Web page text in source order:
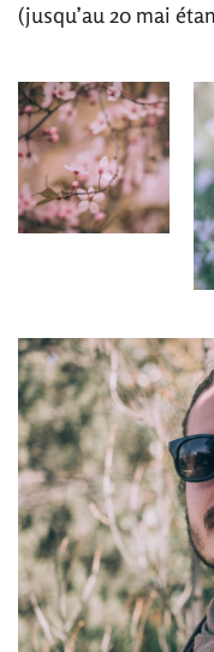
(jusqu’au 20 mai